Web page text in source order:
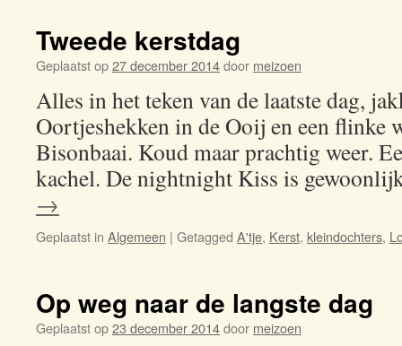
Tweede kerstdag
Geplaatst op27 december 2014door meizoen
Alles in het teken van de laatste dag,
Oortjeshekken in de Ooij en een flinke
Bisonbaai. Koud maar prachtig weer.
kachel. De nightnight Kiss is
→
Geplaatst in Algemeen | Getagged A'tje, Kerst, kleindochters,
Op weg naar de langste dag
Geplaatst op23 december 2014door meizoen